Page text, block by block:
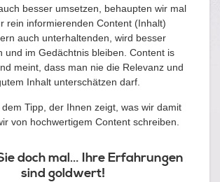
besser umsetzen, behaupten wir mal
rein informierenden Content (Inhalt)
auch unterhaltenden, wird besser
und im Gedächtnis bleiben. Content is
meint, dass man nie die Relevanz und
Inhalt unterschätzen darf.
Tipp, der Ihnen zeigt, was wir damit
von hochwertigem Content schreiben.
doch mal… Ihre Erfahrungen
sind goldwert!